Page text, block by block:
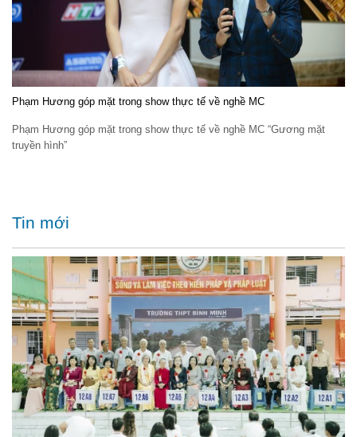
Phạm Hương góp mặt trong show thực tế về nghề MC
Phạm Hương góp mặt trong show thực tế về nghề MC “Gương mặt
truyền hình”
Tin mới